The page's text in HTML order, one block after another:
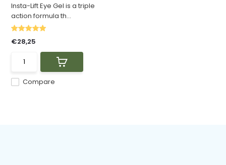
Insta-Lift Eye Gel is a triple
action formula th...
Compare
€28,25